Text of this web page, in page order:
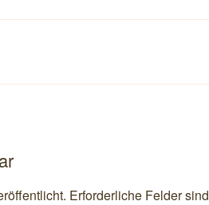
Erforderliche Felder sind